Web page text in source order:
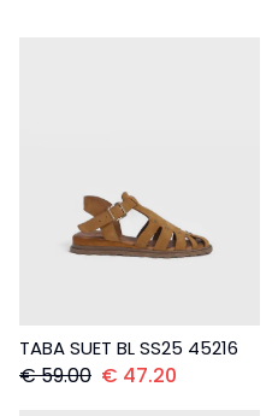
TABA SUET BL SS25 45216
€59.00 € 47.20